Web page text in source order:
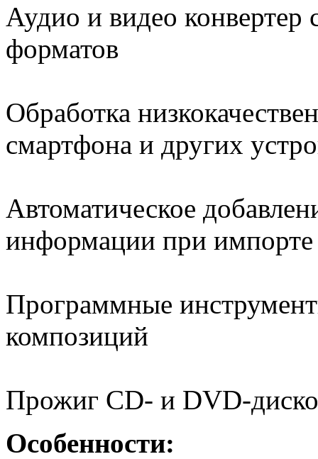
Аудио и видео
форматов
Обработка
смартфона и других
Автоматическое
информации при импорте
Программные
композиций
Прожиг CD- и DVD-
Особенности: